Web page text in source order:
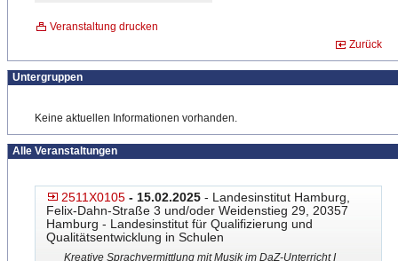
Veranstaltung drucken
Zurück
Untergruppen
Keine aktuellen Informationen vorhanden.
Alle Veranstaltungen
2511X0105 - 15.02.2025 - Landesinstitut Hamburg,
Felix-Dahn-Straße 3 und/oder Weidenstieg 29, 20357
Hamburg - Landesinstitut für Qualifizierung und
Qualitätsentwicklung in Schulen
Kreative Sprachvermittlung mit Musik im DaZ-Unterricht I